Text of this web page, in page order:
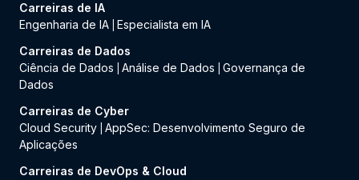
Carreiras de IA
Engenharia de IA Especialista em IA
Carreiras de Dados
Ciência de Dados
Análise de Dados
Governança de
Dados
Carreiras de Cyber
Cloud Security AppSec: Desenvolvimento Seguro de
Aplicações
Carreiras de DevOps & Cloud